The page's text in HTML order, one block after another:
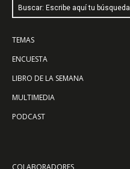
Buscar: Escribe aquí tu búsqueda
TEMAS
ENCUESTA
LIBRO DE LA SEMANA
MULTIMEDIA
PODCAST